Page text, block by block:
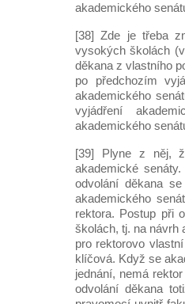
akademického
[38] Zde je třeba
vysokých školách
děkana z vlastního
po předchozím
akademického
vyjádření
akademického
[39] Plyne z něj,
akademické
odvolání děkana
akademického
rektora. Postup při
školách, tj. na návrh
pro rektorovo
klíčová. Když se
jednání, nemá
odvolání děkana